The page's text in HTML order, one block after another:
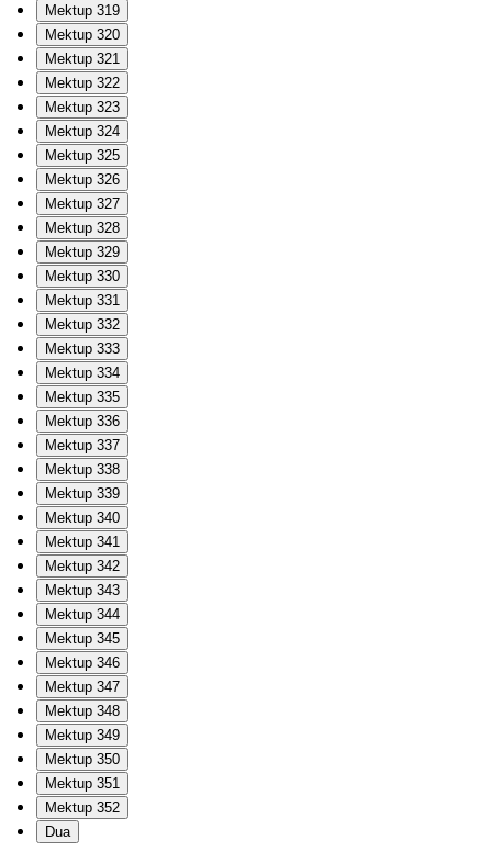
Mektup 319
Mektup 320
Mektup 321
Mektup 322
Mektup 323
Mektup 324
Mektup 325
Mektup 326
Mektup 327
Mektup 328
Mektup 329
Mektup 330
Mektup 331
Mektup 332
Mektup 333
Mektup 334
Mektup 335
Mektup 336
Mektup 337
Mektup 338
Mektup 339
Mektup 340
Mektup 341
Mektup 342
Mektup 343
Mektup 344
Mektup 345
Mektup 346
Mektup 347
Mektup 348
Mektup 349
Mektup 350
Mektup 351
Mektup 352
Dua